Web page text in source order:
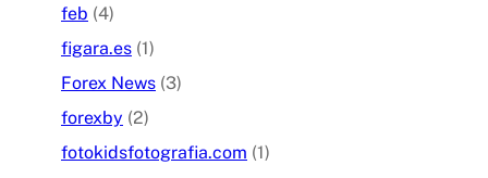
feb (4)
figara.es (1)
Forex News (3)
forexby (2)
fotokidsfotografia.com (1)